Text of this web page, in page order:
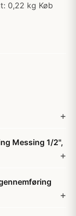
0,22 kg Køb
Messing 1/2",